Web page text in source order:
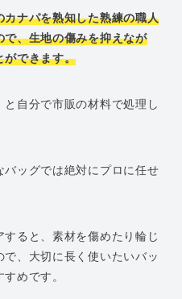
ナパを熟知した熟練の職人
、生地の傷みを抑えなが
ができます。
自分で市販の材料で処理し
ッグでは絶対にプロに任せ
ると、素材を傷めたり輪じ
、大切に長く使いたいバッ
めです。